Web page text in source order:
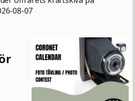
08-07